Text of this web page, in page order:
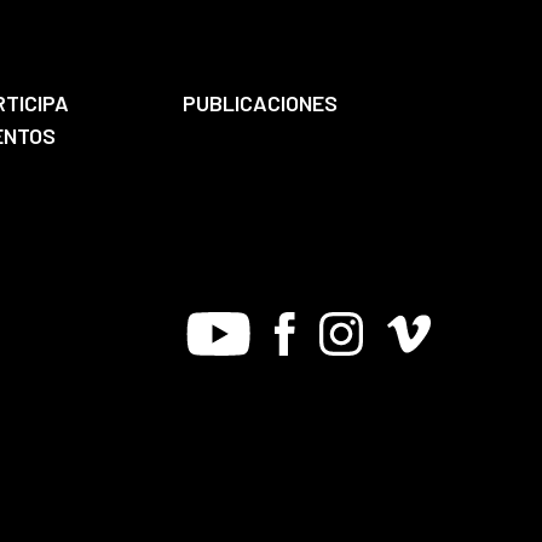
PUBLICACIONES
Youtube FacebookInstagram
Vimeo